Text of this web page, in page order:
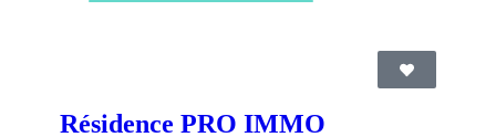
Résidence PRO IMMO